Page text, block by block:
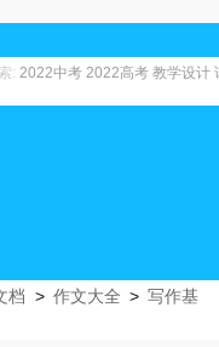
: 2022中考 2022高考 教学设计
档 > 作文大全 > 写作基